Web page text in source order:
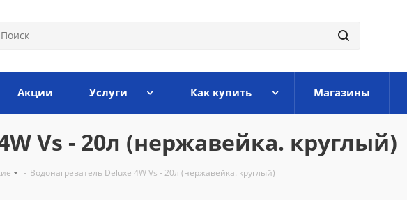
Акции Услуги Как купить Магазины
Vs - 20л (нержавейка. круглый)
- Водонагреватель Deluxe 4W Vs - 20л (нержавейка. круглый)